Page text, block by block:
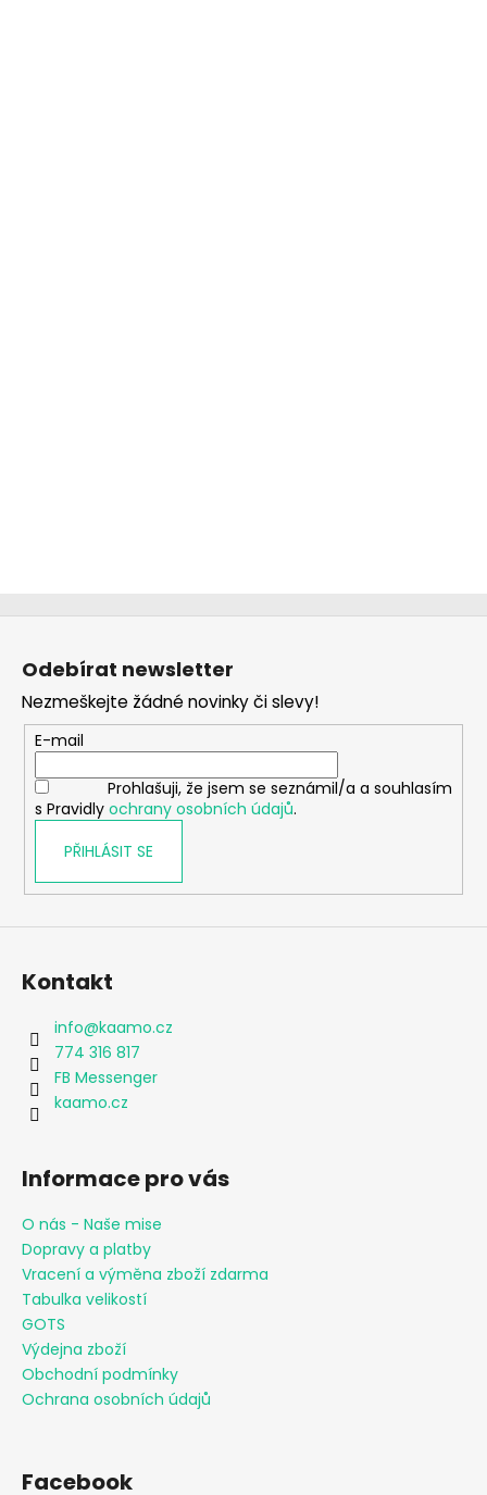
Z
Odebírat newsletter
Nezmeškejte žádné novinky či slevy!
E-mail
Prohlašuji, že jsem se seznámil/a a souhlasím
s Pravidly ochrany osobních údajů.
PŘIHLÁSIT SE
Kontakt
info@kaamo.cz
774 316 817
FB Messenger
kaamo.cz
Informace pro vás
O nás - Naše mise
Dopravy a platby
Vracení a výměna zboží zdarma
Tabulka velikostí
GOTS
Výdejna zboží
Obchodní podmínky
Ochrana osobních údajů
Facebook